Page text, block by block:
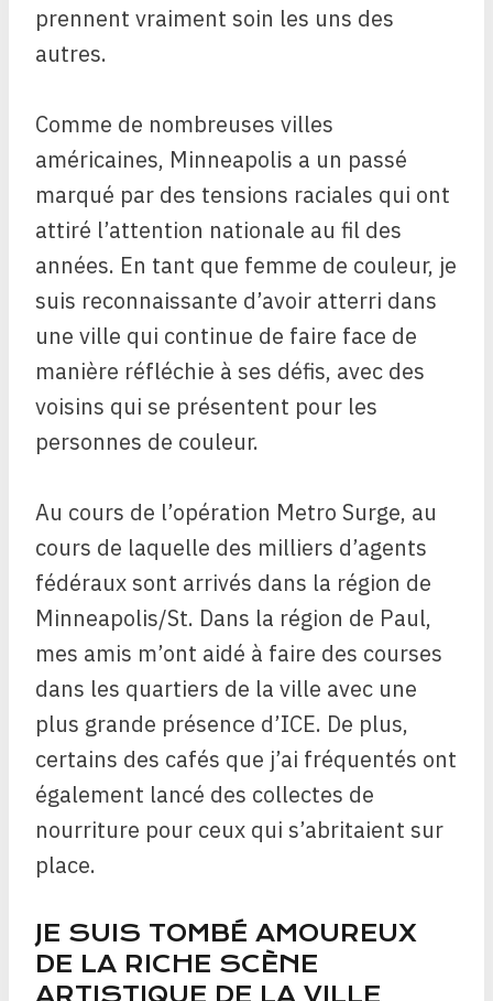
prennent vraiment soin les uns des
autres.
Comme de nombreuses villes
américaines, Minneapolis a un passé
marqué par des tensions raciales qui ont
attiré l’attention nationale au fil des
années. En tant que femme de couleur, je
suis reconnaissante d’avoir atterri dans
une ville qui continue de faire face de
manière réfléchie à ses défis, avec des
voisins qui se présentent pour les
personnes de couleur.
Au cours de l’opération Metro Surge, au
cours de laquelle des milliers d’agents
fédéraux sont arrivés dans la région de
Minneapolis/St. Dans la région de Paul,
mes amis m’ont aidé à faire des courses
dans les quartiers de la ville avec une
plus grande présence d’ICE. De plus,
certains des cafés que j’ai fréquentés ont
également lancé des collectes de
nourriture pour ceux qui s’abritaient sur
place.
JE SUIS TOMBÉ AMOUREUX
DE LA RICHE SCÈNE
ARTISTIQUE DE LA VILLE